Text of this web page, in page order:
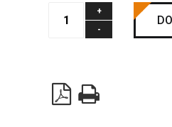
Uszczelka
w
drzwiach